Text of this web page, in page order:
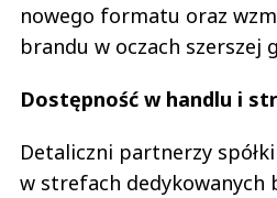
nowego formatu oraz
brandu w oczach szerszej
Dostępność w handlu i
Detaliczni partnerzy
w strefach dedykowanych